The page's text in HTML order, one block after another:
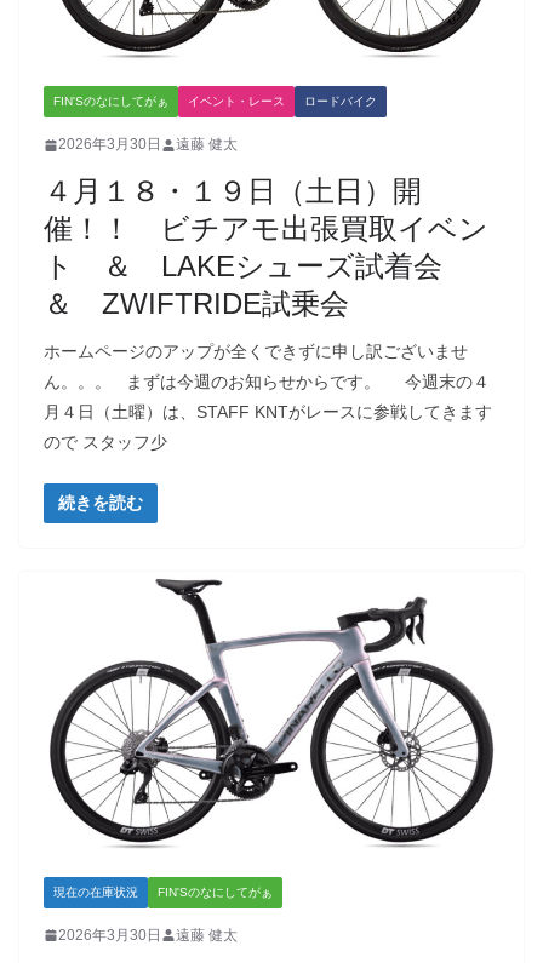
FIN'Sのなにしてがぁ イベント・レース ロードバイク
2026年3月30日 遠藤 健太
４月１８・１９日（土日）開
催！！ ビチアモ出張買取イベン
ト ＆ LAKEシューズ試着会
＆ ZWIFTRIDE試乗会
ホームページのアップが全くできずに申し訳ございませ
ん。。。 まずは今週のお知らせからです。 今週末の４
月４日（土曜）は、STAFF KNTがレースに参戦してきます
ので スタッフ少
続きを読む
現在の在庫状況 FIN'Sのなにしてがぁ
2026年3月30日 遠藤 健太